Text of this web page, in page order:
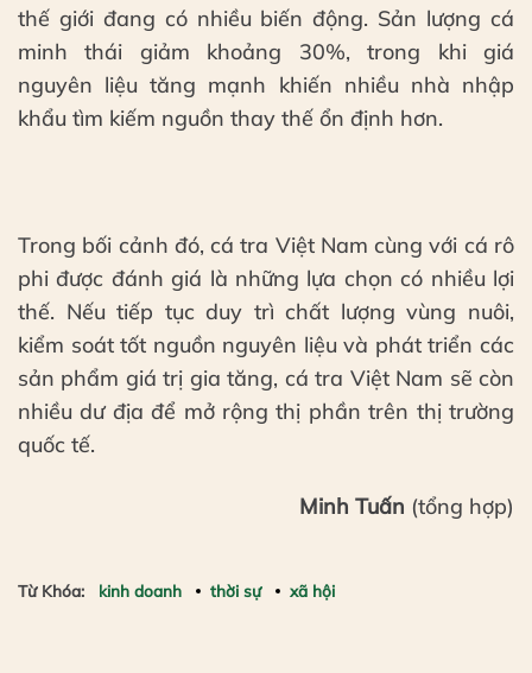
thế giới đang có nhiều biến động. Sản lượng cá
minh thái giảm khoảng 30%, trong khi giá
nguyên liệu tăng mạnh khiến nhiều nhà nhập
khẩu tìm kiếm nguồn thay thế ổn định hơn.
Trong bối cảnh đó, cá tra Việt Nam cùng với cá rô
phi được đánh giá là những lựa chọn có nhiều lợi
thế. Nếu tiếp tục duy trì chất lượng vùng nuôi,
kiểm soát tốt nguồn nguyên liệu và phát triển các
sản phẩm giá trị gia tăng, cá tra Việt Nam sẽ còn
nhiều dư địa để mở rộng thị phần trên thị trường
quốc tế.
Minh Tuấn (tổng hợp)
Từ Khóa: kinh doanh thời sự xã hội